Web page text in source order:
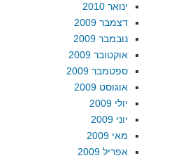
ינואר 2010
דצמבר 2009
נובמבר 2009
אוקטובר 2009
ספטמבר 2009
אוגוסט 2009
יולי 2009
יוני 2009
מאי 2009
אפריל 2009